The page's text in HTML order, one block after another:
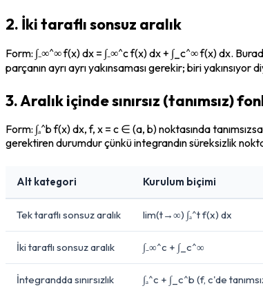
2. İki taraflı sonsuz aralık
Form: ∫₋∞^∞ f(x) dx = ∫₋∞^c f(x) dx + ∫_c^∞ f(x) dx.
parçanın ayrı ayrı yakınsaması gerekir; biri yakınsıyor
3. Aralık içinde sınırsız (tanımsız)
Form: ∫ₐ^b f(x) dx, f, x = c ∈ (a, b) noktasında
gerektiren durumdur çünkü integrandın süreksizlik
Alt kategori Kurulum biçimi
Tek taraflı sonsuz aralık lim(t→∞) ∫ₐ^t f(x) dx
İki taraflı sonsuz aralık ∫₋∞^c + ∫_c^∞
İntegrandda sınırsızlık ∫ₐ^c + ∫_c^b (f, c'de